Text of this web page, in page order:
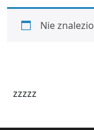
Nie
zzzzz